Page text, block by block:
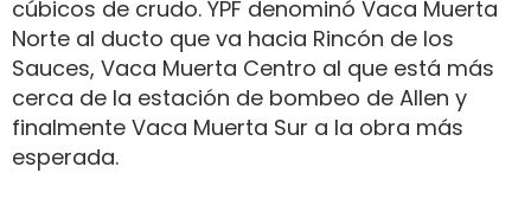
cúbicos de crudo. YPF denominó Vaca Muerta
Norte al ducto que va hacia Rincón de los
Sauces, Vaca Muerta Centro al que está más
cerca de la estación de bombeo de Allen y
finalmente Vaca Muerta Sur a la obra más
esperada.